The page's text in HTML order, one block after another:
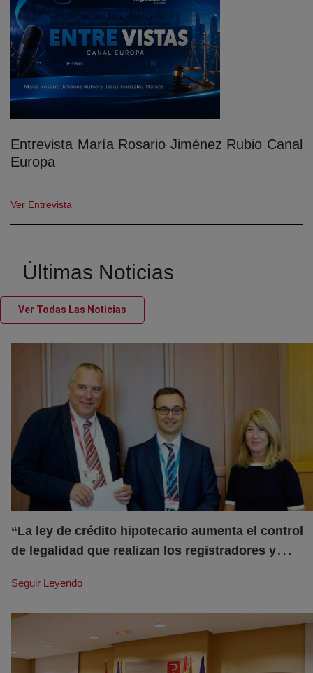
Entrevista María Rosario Jiménez Rubio Canal
Europa
Ver Entrevista
Últimas Noticias
Ver Todas Las Noticias
“La ley de crédito hipotecario aumenta el control
de legalidad que realizan los registradores y
Seguir Leyendo